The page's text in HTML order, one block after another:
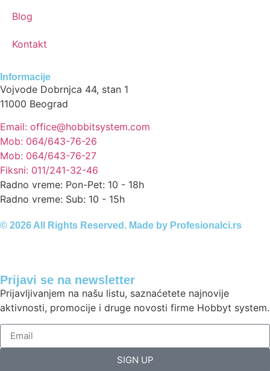
Blog
Kontakt
Informacije
Vojvode Dobrnjca 44, stan 1
11000 Beograd
Email: office@hobbitsystem.com
Mob: 064/643-76-26
Mob: 064/643-76-27
Fiksni: 011/241-32-46
Radno vreme: Pon-Pet: 10 - 18h
Radno vreme: Sub: 10 - 15h
© 2026 All Rights Reserved. Made by Profesionalci.rs
Prijavi se na newsletter
Prijavljivanjem na našu listu, saznaćetete najnovije
aktivnosti, promocije i druge novosti firme Hobbyt system.
SIGN UP